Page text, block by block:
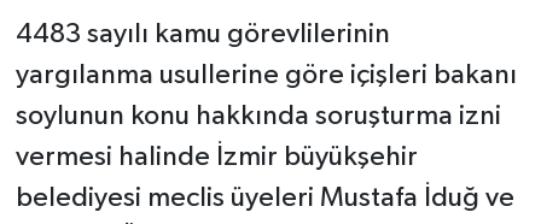
4483 sayılı kamu görevlilerinin
yargılanma usullerine göre içişleri bakanı
soylunun konu hakkında soruşturma izni
vermesi halinde İzmir büyükşehir
belediyesi meclis üyeleri Mustafa İduğ ve